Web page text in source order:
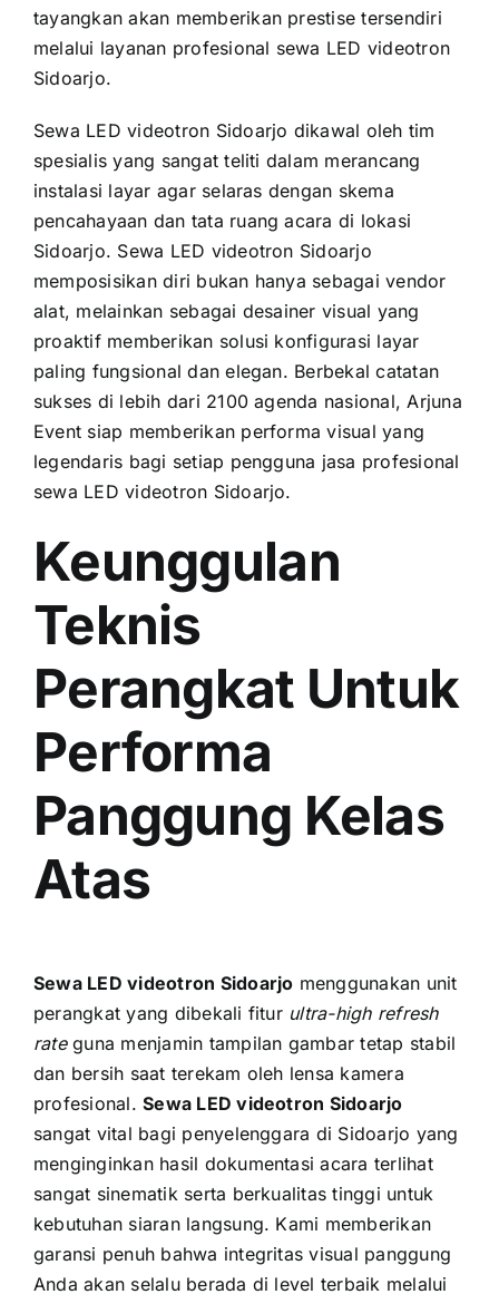
tayangkan akan memberikan prestise tersendiri
melalui layanan profesional sewa LED videotron
Sidoarjo.
Sewa LED videotron Sidoarjo dikawal oleh tim
spesialis yang sangat teliti dalam merancang
instalasi layar agar selaras dengan skema
pencahayaan dan tata ruang acara di lokasi
Sidoarjo. Sewa LED videotron Sidoarjo
memposisikan diri bukan hanya sebagai vendor
alat, melainkan sebagai desainer visual yang
proaktif memberikan solusi konfigurasi layar
paling fungsional dan elegan. Berbekal catatan
sukses di lebih dari 2100 agenda nasional, Arjuna
Event siap memberikan performa visual yang
legendaris bagi setiap pengguna jasa profesional
sewa LED videotron Sidoarjo.
Keunggulan
Teknis
Perangkat Untuk
Performa
Panggung Kelas
Atas
Sewa LED videotron Sidoarjo menggunakan unit
perangkat yang dibekali fitur ultra-high refresh
rateguna menjamin tampilan gambar tetap stabil
dan bersih saat terekam oleh lensa kamera
profesional.Sewa LED videotron Sidoarjo
sangat vital bagi penyelenggara di Sidoarjo yang
menginginkan hasil dokumentasi acara terlihat
sangat sinematik serta berkualitas tinggi untuk
kebutuhan siaran langsung. Kami memberikan
garansi penuh bahwa integritas visual panggung
Anda akan selalu berada di level terbaik melalui